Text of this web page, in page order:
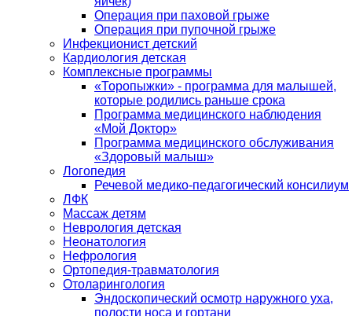
Операция при паховой грыже
Операция при пупочной грыже
Инфекционист детский
Кардиология детская
Комплексные программы
«Торопыжки» - программа для малышей,
которые родились раньше срока
Программа медицинского наблюдения
«Мой Доктор»
Программа медицинского обслуживания
«Здоровый малыш»
Логопедия
Речевой медико-педагогический консилиум
ЛФК
Массаж детям
Неврология детская
Неонатология
Нефрология
Ортопедия-травматология
Отоларингология
Эндоскопический осмотр наружного уха,
полости носа и гортани